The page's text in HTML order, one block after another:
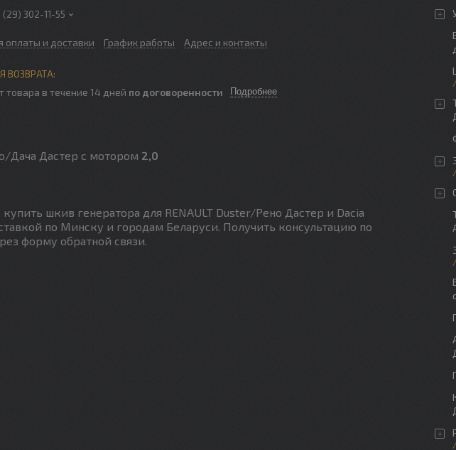
(29) 302-11-55
оплаты и доставки График работы Адрес и контакты
товара в течение 14 дней по договоренности Подробнее
Дача Дастер с мотором 2,0
шкив генератора для RENAULT Duster/Рено Дастер и Dacia
по Минску и городам Беларуси. Получить консультацию по
форму обратной связи.